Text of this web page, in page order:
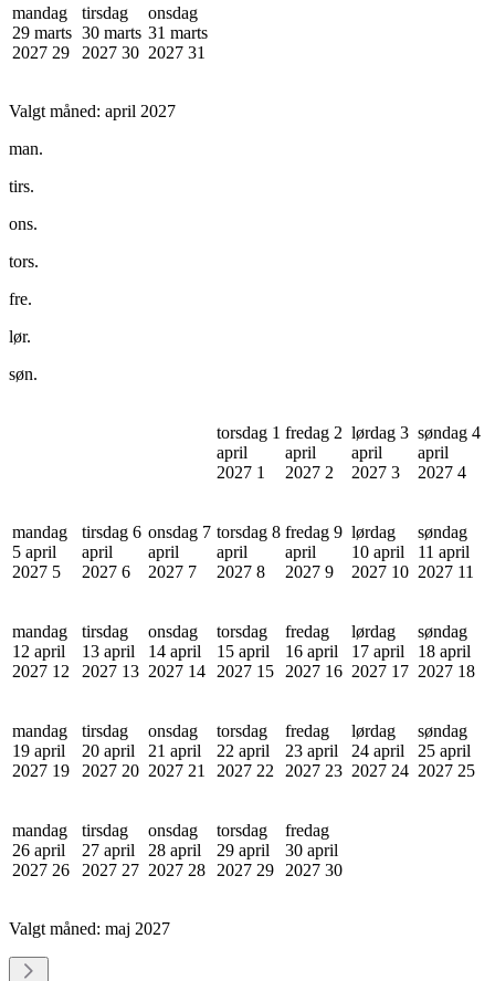
mandag
29 marts
2027 29
tirsdag
30 marts
2027 30
onsdag
31 marts
2027 31
Valgt måned: april 2027
man.
tirs.
ons.
tors.
fre.
lør.
søn.
torsdag 1
april
2027 1
fredag 2
april
2027 2
lørdag 3
april
2027 3
søndag 4
april
2027 4
mandag
5 april
2027 5
tirsdag 6
april
2027 6
onsdag 7
april
2027 7
torsdag 8
april
2027 8
fredag 9
april
2027 9
lørdag
10 april
2027 10
søndag
11 april
2027 11
mandag
12 april
2027 12
tirsdag
13 april
2027 13
onsdag
14 april
2027 14
torsdag
15 april
2027 15
fredag
16 april
2027 16
lørdag
17 april
2027 17
søndag
18 april
2027 18
mandag
19 april
2027 19
tirsdag
20 april
2027 20
onsdag
21 april
2027 21
torsdag
22 april
2027 22
fredag
23 april
2027 23
lørdag
24 april
2027 24
søndag
25 april
2027 25
mandag
26 april
2027 26
tirsdag
27 april
2027 27
onsdag
28 april
2027 28
torsdag
29 april
2027 29
fredag
30 april
2027 30
Valgt måned: maj 2027